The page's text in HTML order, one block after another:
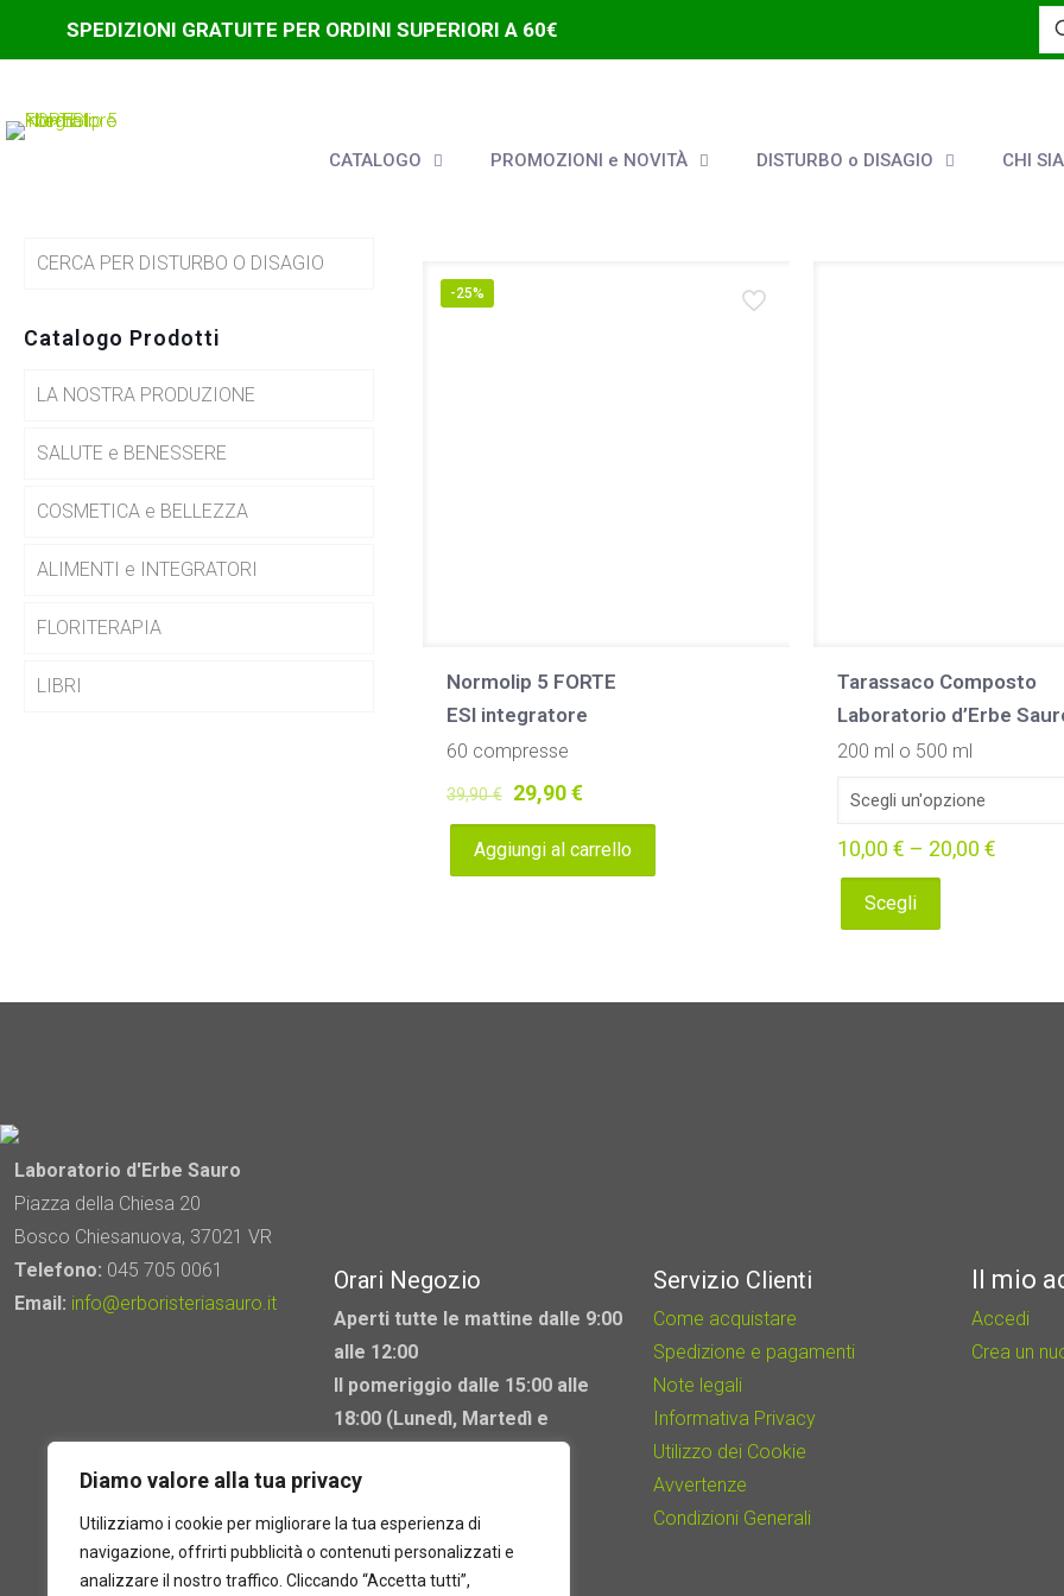
Diamo valore alla tua privacy
Utilizziamo i cookie per migliorare la tua esperienza di
navigazione, offrirti pubblicità o contenuti personalizzati e
analizzare il nostro traffico. Cliccando “Accetta tutti”,
SPEDIZIONI GRATUITE PER ORDINI SUPERIORI A 60€
CATALOGO PROMOZIONI e NOVITÀ DISTURBO o DISAGIO CHI
-25%
Normolip 5 FORTE
ESI integratore
60 compresse
39,90€ Il
prezzo
originale
29,90€Il
prezzo
attuale
Aggiungi al carrello
Tarassaco Composto
Laboratorio d’Erbe
200 ml o 500 ml
10,00 € – 20,00 €
Scegli
prodotto
CERCA PER DISTURBO O DISAGIO
Catalogo Prodotti
LA NOSTRA PRODUZIONE
SALUTE e BENESSERE
COSMETICA e BELLEZZA
ALIMENTI e INTEGRATORI
FLORITERAPIA
LIBRI
Laboratorio d'Erbe Sauro
Piazza della Chiesa 20
Bosco Chiesanuova, 37021 VR
Telefono: 045 705 0061
Email: info@erboristeriasauro.it
Orari Negozio
Aperti tutte le mattine dalle 9:00
alle 12:00
Il pomeriggio dalle 15:00 alle
18:00 (Lunedì, Martedì e
Servizio Clienti
Come acquistare
Spedizione e pagamenti
Note legali
Informativa Privacy
Utilizzo dei Cookie
Avvertenze
Condizioni Generali
Il mio
Accedi
Crea un